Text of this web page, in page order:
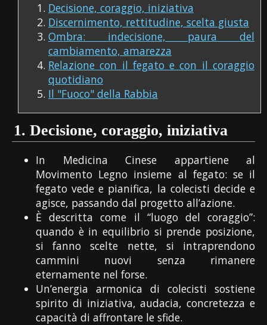
Decisione, coraggio, iniziativa
Discernimento, rettitudine, scelta giusta
Ombra: indecisione, paura del
cambiamento, amarezza
Relazione con il fegato e con il coraggio
quotidiano
Il "Fuoco" della Rabbia
1. Decisione, coraggio, iniziativa
In Medicina Cinese appartiene al
Movimento Legno insieme al fegato: se il
fegato vede e pianifica, la colecisti decide e
agisce, passando dal progetto all’azione.
È descritta come il “luogo del coraggio”:
quando è in equilibrio si prende posizione,
si fanno scelte nette, si intraprendono
cammini nuovi senza rimanere
eternamente nel forse.
Un’energia armonica di colecisti sostiene
spirito di iniziativa, audacia, concretezza e
capacità di affrontare le sfide.